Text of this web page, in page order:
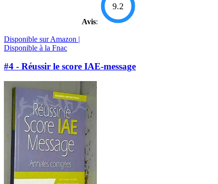
Avis:
9.2
Disponible sur Amazon |
Disponible à la Fnac
#4 - Réussir le score IAE-message